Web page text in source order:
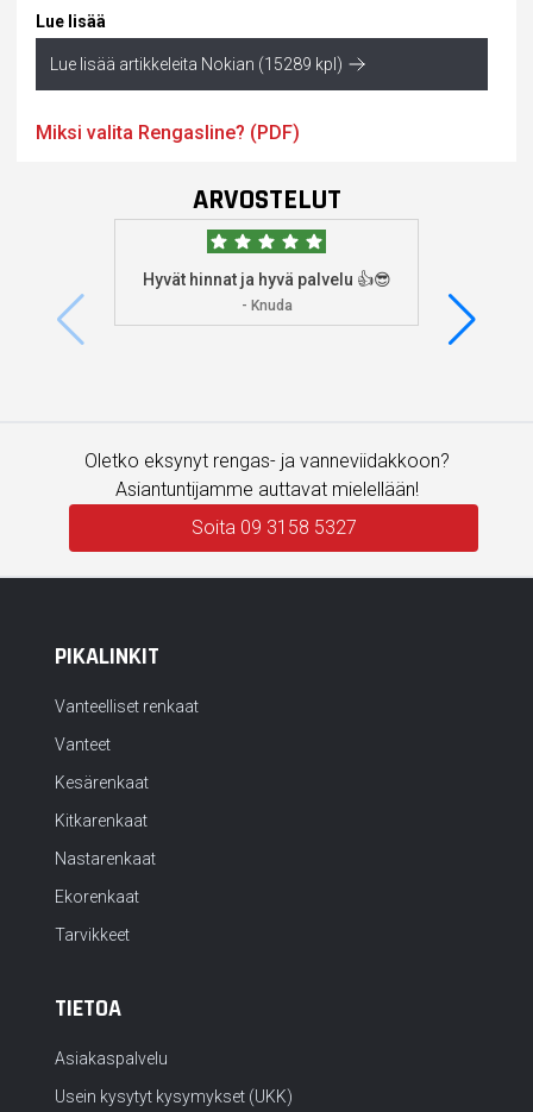
Lue lisää
Lue lisää artikkeleita Nokian (15289 kpl)
Miksi valita Rengasline? (PDF)
ARVOSTELUT
Hyvät hinnat ja hyvä palvelu 👍😎
- Knuda
Oletko eksynyt rengas- ja vanneviidakkoon?
Asiantuntijamme auttavat mielellään!
Soita 09 3158 5327
PIKALINKIT
Vanteelliset renkaat
Vanteet
Kesärenkaat
Kitkarenkaat
Nastarenkaat
Ekorenkaat
Tarvikkeet
TIETOA
Asiakaspalvelu
Usein kysytyt kysymykset (UKK)